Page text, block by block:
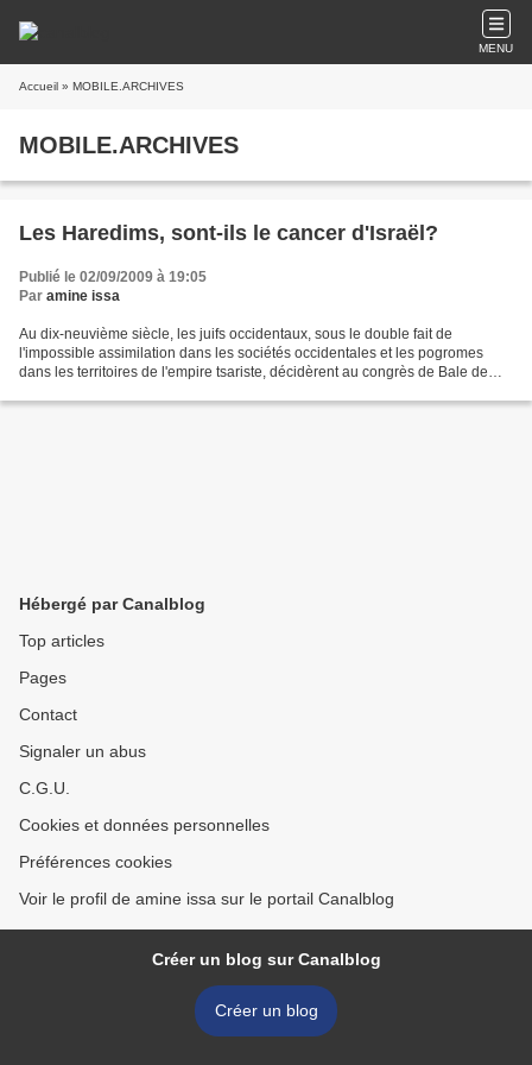
MENU
Accueil » MOBILE.ARCHIVES
MOBILE.ARCHIVES
Les Haredims, sont-ils le cancer d'Israël?
Publié le 02/09/2009 à 19:05
Par amine issa
Au dix-neuvième siècle, les juifs occidentaux, sous le double fait de
l'impossible assimilation dans les sociétés occidentales et les pogromes
dans les territoires de l'empire tsariste, décidèrent au congrès de Bale de
Hébergé par Canalblog
Top articles
Pages
Contact
Signaler un abus
C.G.U.
Cookies et données personnelles
Préférences cookies
Voir le profil de amine issa sur le portail Canalblog
Créer un blog sur Canalblog
Créer un blog